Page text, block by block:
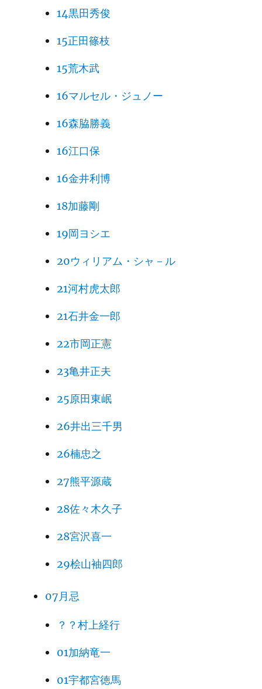
14黒田秀俊
15正田篠枝
15荒木武
16マルセル・ジュノー
16森脇勝義
16江口保
16金井利博
18加藤剛
19岡ヨシエ
20ウィリアム・シャ－ル
21河村虎太郎
21石井金一郎
22市岡正憲
23亀井正夫
25原田東岷
26井出三千男
26楠忠之
27熊平源蔵
28佐々木久子
28宮沢喜一
29桧山袖四郎
07月忌
？？村上経行
01加納竜一
01宇都宮徳馬